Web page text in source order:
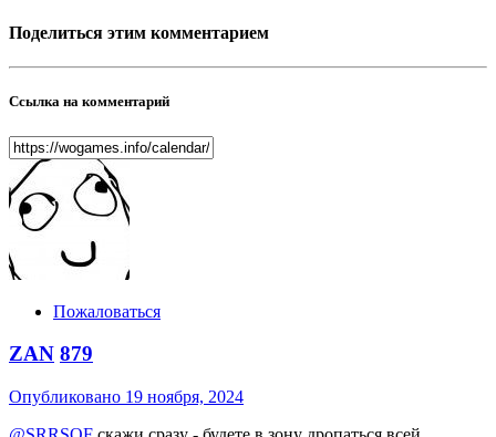
Поделиться этим комментарием
Ссылка на комментарий
Пожаловаться
ZAN 879
Опубликовано 19 ноября, 2024